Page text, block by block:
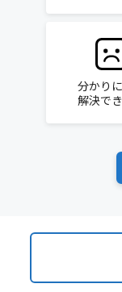
分かり
解決で